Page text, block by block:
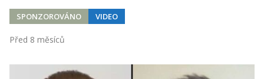
SPONZOROVÁNO VIDEO
Před 8 měsíců